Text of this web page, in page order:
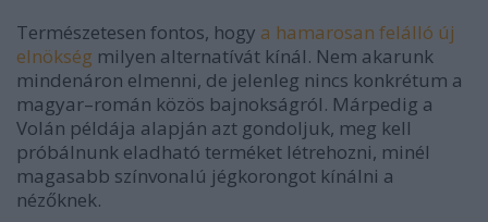
Természetesen fontos, hogy a hamarosan felálló új
elnökség milyen alternatívát kínál. Nem akarunk
mindenáron elmenni, de jelenleg nincs konkrétum a
magyar–román közös bajnokságról. Márpedig a
Volán példája alapján azt gondoljuk, meg kell
próbálnunk eladható terméket létrehozni, minél
magasabb színvonalú jégkorongot kínálni a
nézőknek.